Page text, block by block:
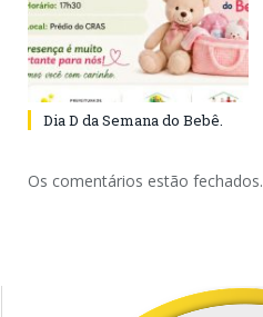
Dia D da Semana do Bebê.
Os comentários estão fechados.